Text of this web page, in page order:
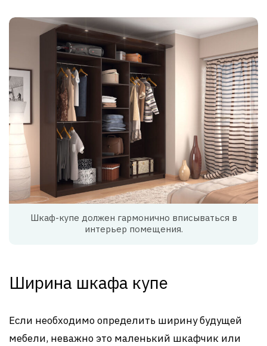
Шкаф-купе должен гармонично вписываться в
интерьер помещения.
Ширина шкафа купе
Если необходимо определить ширину будущей
мебели, неважно это маленький шкафчик или